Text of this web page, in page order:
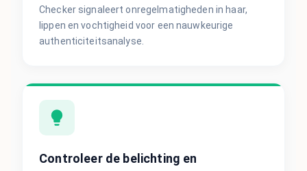
Checker signaleert onregelmatigheden in haar,
lippen en vochtigheid voor een nauwkeurige
authenticiteitsanalyse.
Controleer de belichting en